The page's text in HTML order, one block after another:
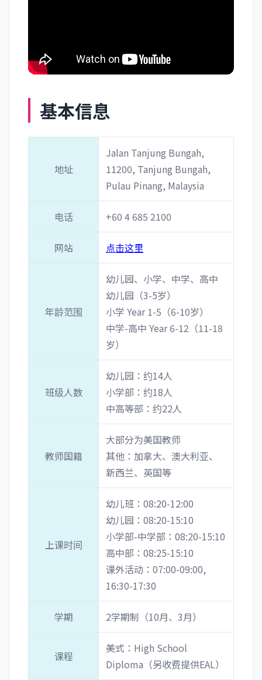
基本信息
地址
Jalan Tanjung Bungah,
11200, Tanjung Bungah,
Pulau Pinang, Malaysia
电话 +60 4 685 2100
网站 点击这里
年龄范围
幼儿园、小学、中学、高中
幼儿园（3-5岁）
小学 Year 1-5（6-10岁）
中学-高中 Year 6-12（11-18
岁）
班级人数
幼儿园：约14人
小学部：约18人
中高等部：约22人
教师国籍
大部分为美国教师
其他：加拿大、澳大利亚、
新西兰、英国等
上课时间
幼儿班：08:20-12:00
幼儿园：08:20-15:10
小学部-中学部：08:20-15:10
高中部：08:25-15:10
课外活动：07:00-09:00,
16:30-17:30
学期 2学期制（10月、3月）
课程
美式：High School
Diploma（另收费提供EAL）